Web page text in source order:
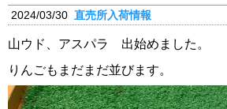
2024/03/30 直売所入荷情報
山ウド、アスパラ 出始めました。
りんごもまだまだ並びます。